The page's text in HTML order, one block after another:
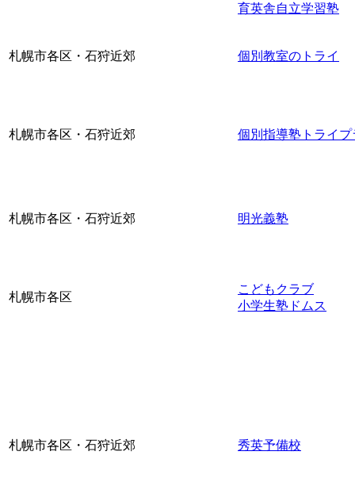
育英舎自立学習塾
札幌市各区・石狩近郊 個別教室のトライ
札幌市各区・石狩近郊 個別指導塾トライプ
札幌市各区・石狩近郊 明光義塾
札幌市各区
こどもクラブ
小学生塾ドムス
札幌市各区・石狩近郊 秀英予備校